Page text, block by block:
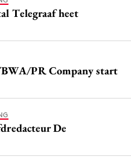
Telegraaf heet
PR Company start
De